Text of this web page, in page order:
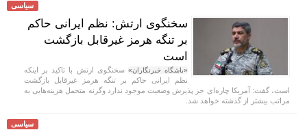
سیاسی
سخنگوی ارتش: نظم ایرانی حاکم
بر تنگه هرمز غیرقابل بازگشت
است
«باشگاه خبرنگاران» سخنگوی ارتش با تاکید بر اینکه
نظم ایرانی حاکم بر تنگه هرمز غیرقابل بازگشت
است، گفت: آمریکا چاره‌ای جز پذیرش وضعیت موجود ندارد وگرنه متحمل هزینه‌هایی به
مراتب بیشتر از گذشته خواهد شد.
سیاسی